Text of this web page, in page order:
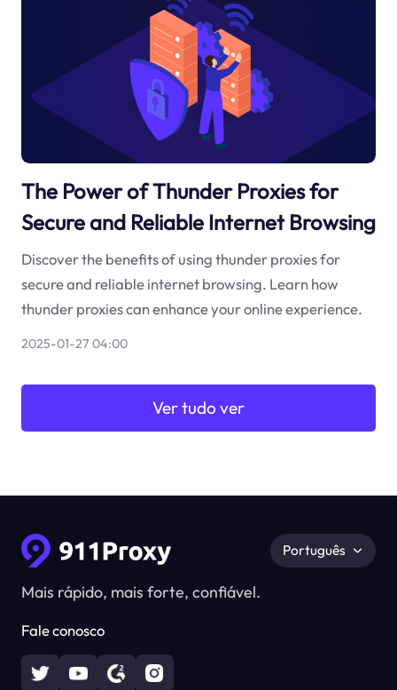
The Power of Thunder Proxies for
Secure and Reliable Internet Browsing
Discover the benefits of using thunder proxies for
secure and reliable internet browsing. Learn how
thunder proxies can enhance your online experience.
2025-01-27 04:00
Ver tudo ver
Mais rápido, mais forte, confiável.
Fale conosco
Português